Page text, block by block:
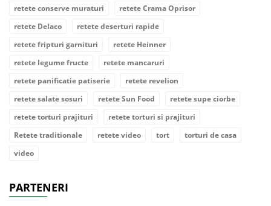
retete conserve muraturi
retete Crama Oprisor
retete Delaco
retete deserturi rapide
retete fripturi garnituri
retete Heinner
retete legume fructe
retete mancaruri
retete panificatie patiserie
retete revelion
retete salate sosuri
retete Sun Food
retete supe ciorbe
retete torturi prajituri
retete torturi si prajituri
Retete traditionale
retete video tort
torturi de casa
video
PARTENERI